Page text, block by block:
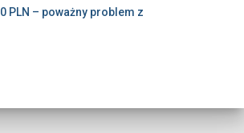
PLN – poważny problem z